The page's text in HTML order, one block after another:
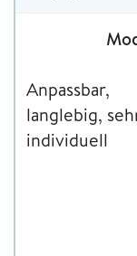
Anpassbar,
langlebig,
individuell